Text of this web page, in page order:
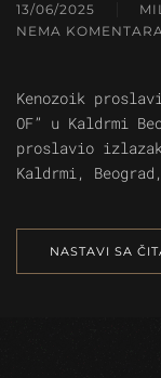
13/06/2025
NEMA
NA
IZLAZASKA
DUPLOG
ALBUMA
“THE
Kenozoik
OF” u Kaldrmi
proslavio izlazak
Kaldrmi,
NASTAVI SA